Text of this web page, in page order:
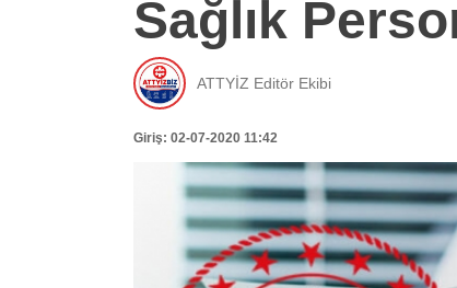
Sağlık
ATTYİZ Editör Ekibi
Giriş: 02-07-2020 11:42